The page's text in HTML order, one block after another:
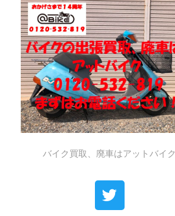
バイク買取、廃車はアットバイク